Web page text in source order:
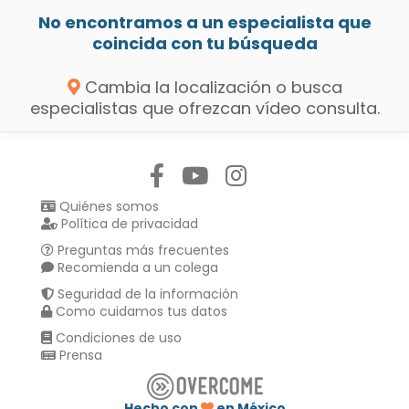
No encontramos a un especialista que
coincida con tu búsqueda
Cambia la localización o busca
especialistas que ofrezcan vídeo consulta.
Quiénes somos
Política de privacidad
Preguntas más frecuentes
Recomienda a un colega
Seguridad de la información
Como cuidamos tus datos
Condiciones de uso
Prensa